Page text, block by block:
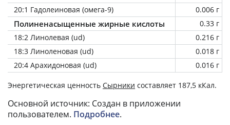
20:1 Гадолеиновая (омега-9)
0.006 г
Полиненасыщенные жирные кислоты
0.33 г
18:2 Линолевая (ud)
0.216 г
18:3 Линоленовая (ud)
0.018 г
20:4 Арахидоновая (ud)
0.016 г
Энергетическая ценность Сырники составляет 187,5 кКал.
Основной источник: Создан в приложении
пользователем. Подробнее.